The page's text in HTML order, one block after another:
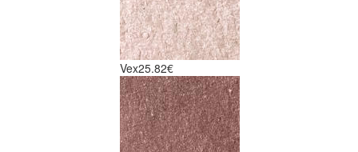
Vex25.82€